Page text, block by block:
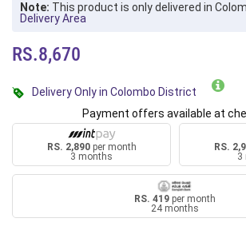
Note: This product is only delivered in
Delivery Area
RS.8,670
Delivery Only in Colombo District
Payment offers available at
RS. 2,890per month
3 months
RS.
3
RS. 419 per month
24 months